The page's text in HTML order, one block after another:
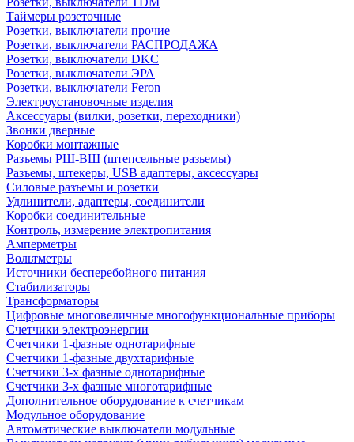
Таймеры розеточные
Розетки, выключатели прочие
Розетки, выключатели РАСПРОДАЖА
Розетки, выключатели DKC
Розетки, выключатели ЭРА
Розетки, выключатели Feron
Электроустановочные изделия
Аксессуары (вилки, розетки, переходники)
Звонки дверные
Коробки монтажные
Разъемы РШ-ВШ (штепсельные разьемы)
Разъемы, штекеры, USB адаптеры, аксессуары
Силовые разъемы и розетки
Удлинители, адаптеры, соединители
Коробки соединительные
Контроль, измерение электропитания
Амперметры
Вольтметры
Источники бесперебойного питания
Стабилизаторы
Трансформаторы
Цифровые многовеличные многофункциональные приборы
Счетчики электроэнергии
Счетчики 1-фазные однотарифные
Счетчики 1-фазные двухтарифные
Счетчики 3-х фазные однотарифные
Счетчики 3-х фазные многотарифные
Дополнительное оборудование к счетчикам
Модульное оборудование
Автоматические выключатели модульные